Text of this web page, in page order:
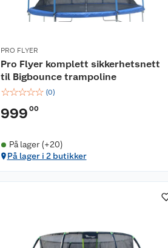
PRO FLYER
Pro Flyer komplett sikkerhetsnett
til Bigbounce trampoline
☆☆☆☆☆ (0)
999 00
På lager (+20)
På lager i 2 butikker